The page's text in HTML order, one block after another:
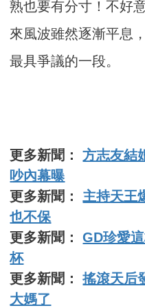
熟也要有分寸！不好
來風波雖然逐漸平息
最具爭議的一段。
更多新聞：方志友結
吵內幕曝
更多新聞： 主持天王
也不保
更多新聞：GD珍愛
杯
更多新聞：搖滾天后
大媽了